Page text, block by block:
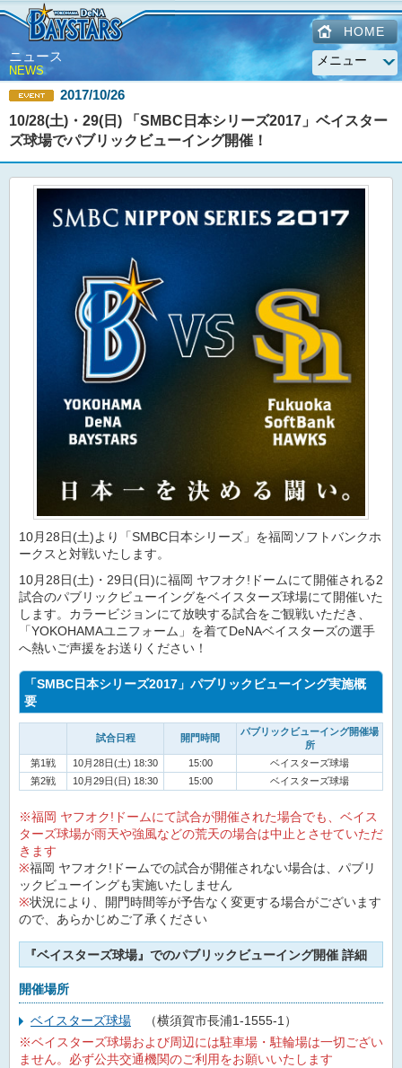
HOME
ニュース
NEWS
2017/10/26
10/28(土)・29(日) 「SMBC日本シリーズ2017」ベイスター
ズ球場でパブリックビューイング開催！
10月28日(土)より「SMBC日本シリーズ」を福岡ソフトバンクホ
ークスと対戦いたします。
10月28日(土)・29日(日)に福岡 ヤフオク!ドームにて開催される2
試合のパブリックビューイングをベイスターズ球場にて開催いた
します。カラービジョンにて放映する試合をご観戦いただき、
「YOKOHAMAユニフォーム」を着てDeNAベイスターズの選手
へ熱いご声援をお送りください！
「SMBC日本シリーズ2017」パブリックビューイング実施概
要
試合日程 開門時間
パブリックビューイング開催場
所
第1戦
10月28日(土) 18:30 15:00
ベイスターズ球場
第2戦
10月29日(日) 18:30 15:00 ベイスターズ球場
※福岡 ヤフオク!ドームにて試合が開催された場合でも、ベイス
ターズ球場が雨天や強風などの荒天の場合は中止とさせていただ
きます
※福岡 ヤフオク!ドームでの試合が開催されない場合は、パブリ
ックビューイングも実施いたしません
※状況により、開門時間等が予告なく変更する場合がございます
ので、あらかじめご了承ください
『ベイスターズ球場』でのパブリックビューイング開催 詳細
開催場所
ベイスターズ球場
（横須賀市長浦1-1555-1）
※ベイスターズ球場および周辺には駐車場・駐輪場は一切ござい
ません。必ず公共交通機関のご利用をお願いいたします